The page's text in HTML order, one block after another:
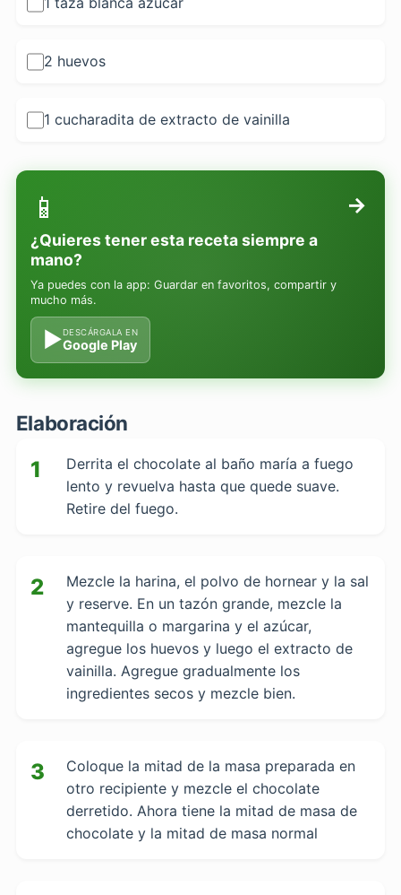
2 huevos
1 cucharadita de extracto de vainilla
📱
¿Quieres tener esta receta siempre a
mano?
Ya puedes con la app: Guardar en favoritos, compartir y
mucho más.
▶DESCÁRGALA EN
Google Play
→
Elaboración
1
Derrita el chocolate al baño maría a fuego
lento y revuelva hasta que quede suave.
Retire del fuego.
2
Mezcle la harina, el polvo de hornear y la sal
y reserve. En un tazón grande, mezcle la
mantequilla o margarina y el azúcar,
agregue los huevos y luego el extracto de
vainilla. Agregue gradualmente los
ingredientes secos y mezcle bien.
3
Coloque la mitad de la masa preparada en
otro recipiente y mezcle el chocolate
derretido. Ahora tiene la mitad de masa de
chocolate y la mitad de masa normal